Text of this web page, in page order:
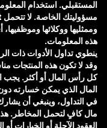
وممثليها ووكلائها
هذه المعلومات.
ينطوي تداول الأدوات ذات
وقد لا تكون هذه المنتجات
كل رأس المال أو أكثر.
المال الذي يمكن خسارته دون
في التداول، وينبغي أن
مال كافٍ لتحمل المخاطر.